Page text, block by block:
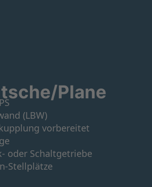
Plane
(LBW)
vorbereitet
oder Schaltgetriebe
Stellplätze